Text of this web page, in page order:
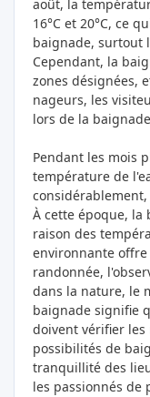
août, la
16°C et 20°C, ce
baignade, surtout
Cependant, la
zones désignées,
nageurs, les
lors de la
Pendant les mois
température de
considérablement,
À cette époque, la
raison des
environnante
randonnée,
dans la nature, le
baignade signifie
doivent vérifier
possibilités de
tranquillité des
les passionnés de